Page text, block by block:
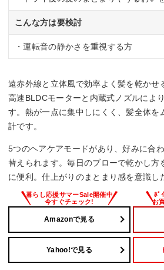
こんな方は要検討
・運転音の静かさを重視する方
遠赤外線と立体風で効率よく髪を乾かせ
高速BLDCモーターと内蔵式ノズルによ
す。熱が一点に集中しにくく、髪全体を
計です。
5つのヘアケアモードがあり、好みに合
替えられます。毎日のブローで乾かし方
に便利。仕上がりのまとまり感を意識し
Amazonで見る
Yahoo!で見る